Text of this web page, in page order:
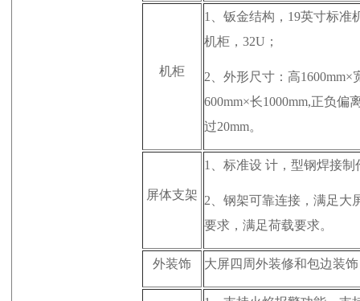
机柜
1、 钣金结构，19英寸标准
机柜，32U；
2、 外形尺寸：高1600mm×
600mm×长1000mm,正负偏
过20mm。
屏体支架
1、 标准设 计 ，型钢焊接制
2、 钢架可靠连接，满足大
要求，满足荷载要求。
外装饰 大屏四周外装修和包边装饰